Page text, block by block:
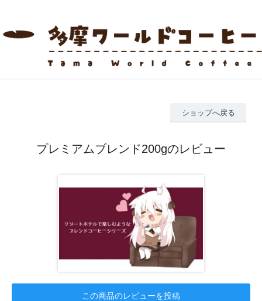
ショップへ戻る
プレミアムブレンド200gのレビュー
この商品のレビューを投稿